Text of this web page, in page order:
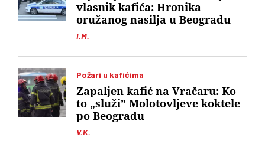
I.M.
vlasnik kafića: Hronika
oružanog nasilja u Beogradu
Požari u kafićima
V.K.
Zapaljen kafić na Vračaru: Ko
to „služi” Molotovljeve koktele
po Beogradu